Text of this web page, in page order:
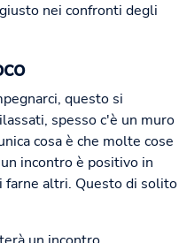
nei confronti degli
questo si
spesso c'è un muro
cosa è che molte cose
incontro è positivo in
farne altri. Questo di solito